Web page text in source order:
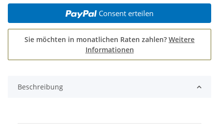
Consent erteilen
Sie möchten in monatlichen Raten zahlen? Weitere
Informationen
Beschreibung